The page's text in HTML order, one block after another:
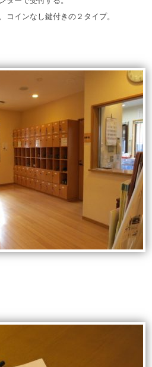
コインなし鍵付きの２タイプ。